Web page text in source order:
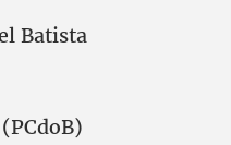
Batista